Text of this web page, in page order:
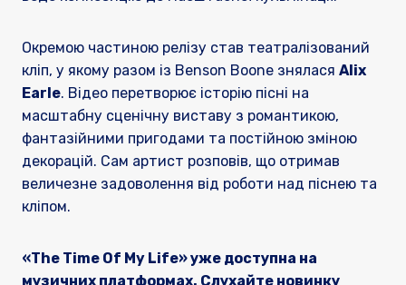
Окремою частиною релізу став театралізований
кліп, у якому разом із Benson Boone знялася Alix
Earle. Відео перетворює історію пісні на
масштабну сценічну виставу з романтикою,
фантазійними пригодами та постійною зміною
декорацій. Сам артист розповів, що отримав
величезне задоволення від роботи над піснею та
кліпом.
«The Time Of My Life» уже доступна на
музичних платформах. Слухайте новинку